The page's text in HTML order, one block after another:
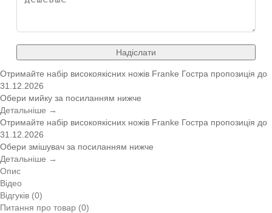
Надіслати
Отримайте набір високоякісних ножів Franke Гостра пропозиція до
31.12.2026
Обери мийку за посиланням нижче
Детальніше →
Отримайте набір високоякісних ножів Franke Гостра пропозиція до
31.12.2026
Обери змішувач за посиланням нижче
Детальніше →
Опис
Відео
Відгуків (0)
Питання про товар (0)